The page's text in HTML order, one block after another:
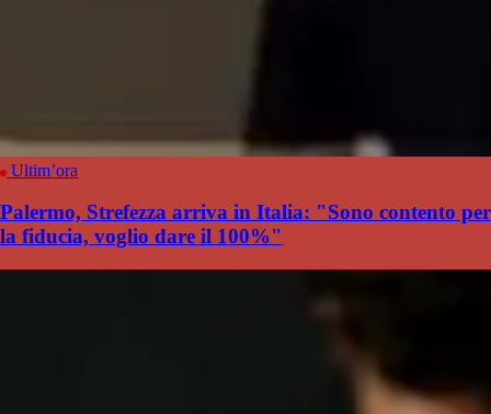
Ultim’ora
Palermo, Strefezza arriva in Italia: "Sono contento per
la fiducia, voglio dare il 100%"